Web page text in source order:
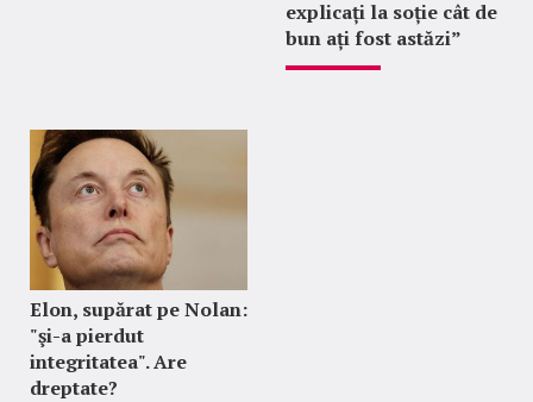
explicați la soție cât de
bun ați fost astăzi”
Elon, supărat pe Nolan:
"şi-a pierdut
integritatea". Are
dreptate?